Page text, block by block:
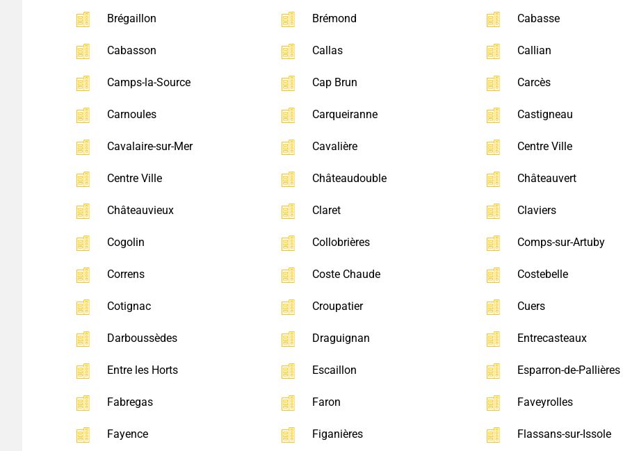
Brégaillon Brémond Cabasse
Cabasson Callas Callian
Camps-la-Source Cap Brun Carcès
Carnoules Carqueiranne Castigneau
Cavalaire-sur-Mer Cavalière Centre Ville
Centre Ville Châteaudouble Châteauvert
Châteauvieux Claret Claviers
Cogolin Collobrières Comps-sur-Artuby
Correns Coste Chaude Costebelle
Cotignac Croupatier Cuers
Darboussèdes Draguignan Entrecasteaux
Entre les Horts Escaillon Esparron-de-Pallières
Fabregas Faron Faveyrolles
Fayence Figanières Flassans-sur-Issole